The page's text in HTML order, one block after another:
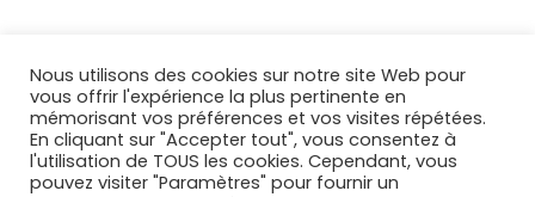
AGRIPNEUS
Nous utilisons des cookies sur notre site Web pour
vous offrir l'expérience la plus pertinente en
mémorisant vos préférences et vos visites répétées.
En cliquant sur "Accepter tout", vous consentez à
l'utilisation de TOUS les cookies. Cependant, vous
pouvez visiter "Paramètres" pour fournir un